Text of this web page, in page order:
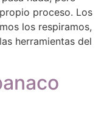
proceso. Los
los respiramos,
herramientas del